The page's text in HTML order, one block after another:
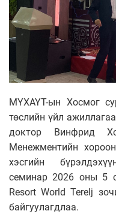
МҮХАҮТ-ын Хосмог
төслийн үйл
доктор Винфрид
Менежментийн
хэсгийн
семинар 2026 оны 5
Resort World Terelj
байгуулагдлаа.